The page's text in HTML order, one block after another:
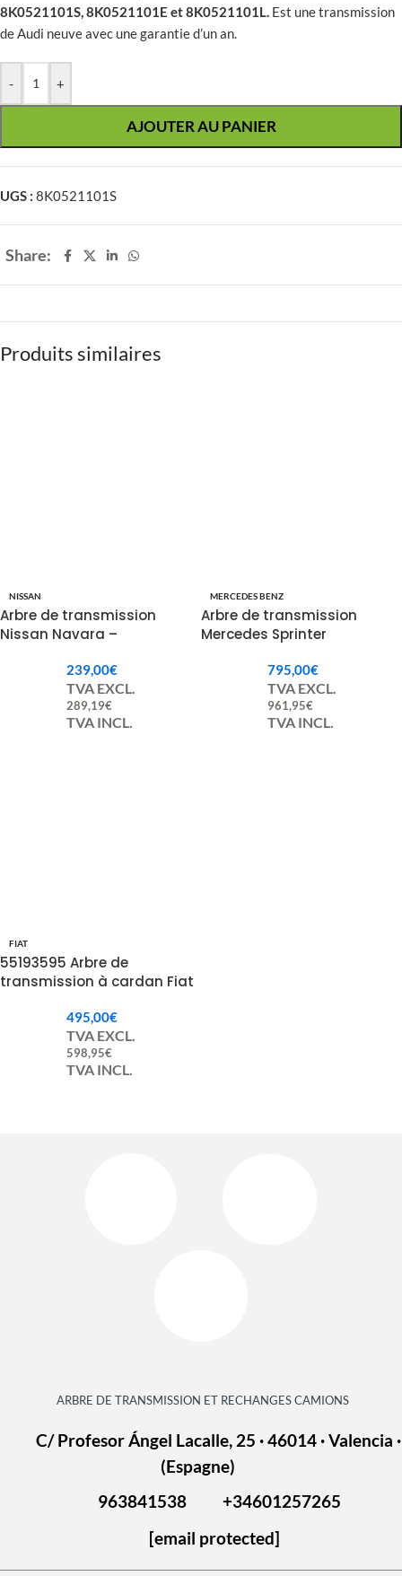
8K0521101S, 8K0521101E et 8K0521101L. Est une transmission
de Audi neuve avec une garantie d’un an.
- +
AJOUTER AU PANIER
UGS : 8K0521101S
Share:
Produits similaires
NISSAN
Arbre de transmission
Nissan Navara –
239,00€
TVA EXCL.
289,19€
TVA INCL.
MERCEDES BENZ
Arbre de transmission
Mercedes Sprinter
795,00€
TVA EXCL.
961,95€
TVA INCL.
FIAT
55193595 Arbre de
transmission à cardan Fiat
495,00€
TVA EXCL.
598,95€
TVA INCL.
ARBRE DE TRANSMISSION ET RECHANGES CAMIONS
C/ Profesor Ángel Lacalle, 25 · 46014 · Valencia ·
(Espagne)
963841538
+34601257265
[email protected]